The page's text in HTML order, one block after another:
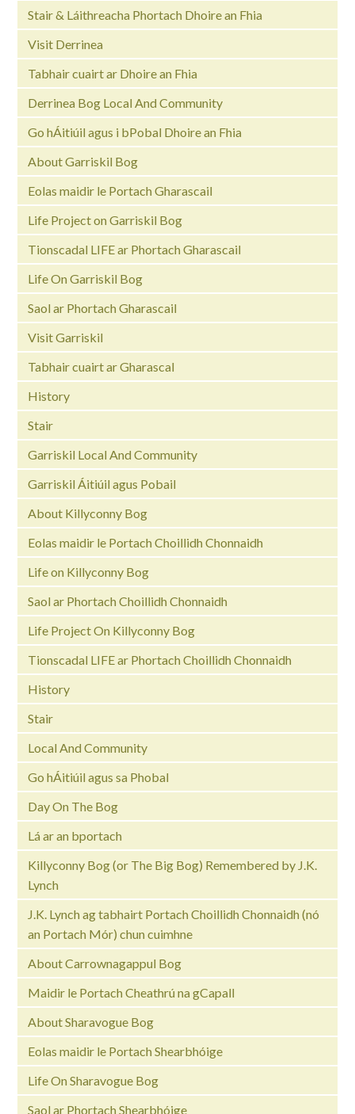
Stair & Láithreacha Phortach Dhoire an Fhia
Visit Derrinea
Tabhair cuairt ar Dhoire an Fhia
Derrinea Bog Local And Community
Go hÁitiúil agus i bPobal Dhoire an Fhia
About Garriskil Bog
Eolas maidir le Portach Gharascail
Life Project on Garriskil Bog
Tionscadal LIFE ar Phortach Gharascail
Life On Garriskil Bog
Saol ar Phortach Gharascail
Visit Garriskil
Tabhair cuairt ar Gharascal
History
Stair
Garriskil Local And Community
Garriskil Áitiúil agus Pobail
About Killyconny Bog
Eolas maidir le Portach Choillidh Chonnaidh
Life on Killyconny Bog
Saol ar Phortach Choillidh Chonnaidh
Life Project On Killyconny Bog
Tionscadal LIFE ar Phortach Choillidh Chonnaidh
History
Stair
Local And Community
Go hÁitiúil agus sa Phobal
Day On The Bog
Lá ar an bportach
Killyconny Bog (or The Big Bog) Remembered by J.K.
Lynch
J.K. Lynch ag tabhairt Portach Choillidh Chonnaidh (nó
an Portach Mór) chun cuimhne
About Carrownagappul Bog
Maidir le Portach Cheathrú na gCapall
About Sharavogue Bog
Eolas maidir le Portach Shearbhóige
Life On Sharavogue Bog
Saol ar Phortach Shearbhóige